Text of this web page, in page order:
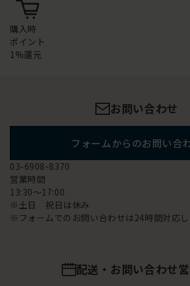
購入時
ポイント
1%還元
お問い合わせ
フォームからのお問い合
03-6908-8370
営業時間
13:30～17:00
※土日 祝日は休み
※フォームでのお問い合わせは24時間対応し
配送・お問い合わせ